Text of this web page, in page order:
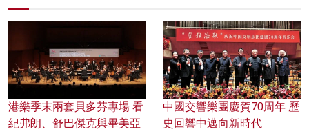
港樂季末兩套貝多芬專場 看
紀弗朗、舒巴傑克與畢美亞
中國交響樂團慶賀70周年 歷
史回響中邁向新時代